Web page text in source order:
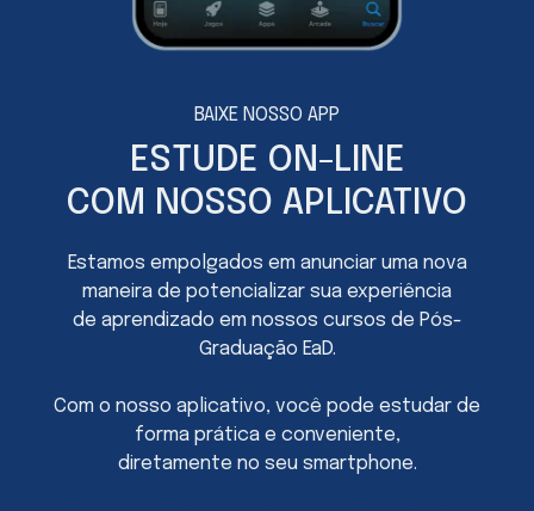
BAIXE NOSSO APP
ESTUDE ON-LINE
COM NOSSO APLICATIVO
Estamos empolgados em anunciar uma nova
maneira de potencializar sua experiência
de aprendizado em nossos cursos de Pós-
Graduação EaD.
Com o nosso aplicativo, você pode estudar de
forma prática e conveniente,
diretamente no seu smartphone.